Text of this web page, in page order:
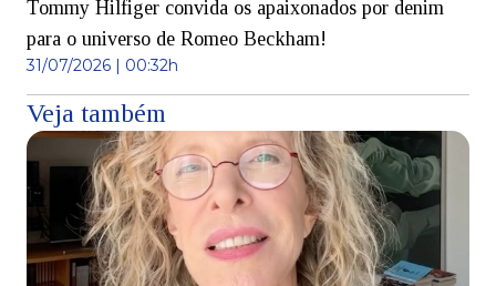
Tommy Hilfiger convida os apaixonados por denim
para o universo de Romeo Beckham!
31/07/2026 | 00:32h
Veja também